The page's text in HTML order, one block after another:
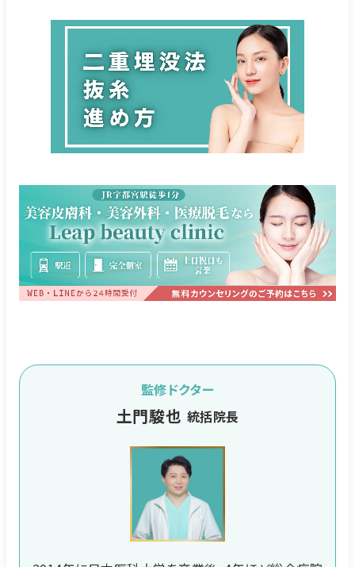
監修ドクター
土門駿也 統括院長